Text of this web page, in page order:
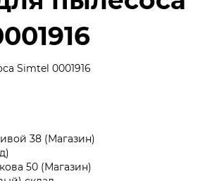
38 (Магазин)
50 (Магазин)